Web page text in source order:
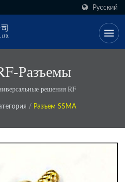
Русский
Разъемы
решения RF
/ Разъем SSMA